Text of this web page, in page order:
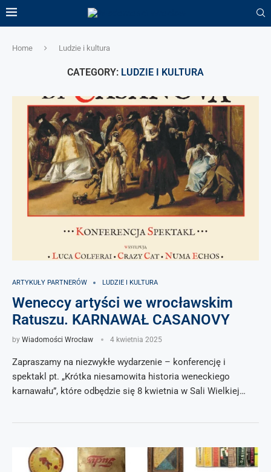
Home Ludzie i kultura
CATEGORY: LUDZIE I KULTURA
ARTYKUŁY PARTNERÓW LUDZIE I KULTURA
Weneccy artyści we wrocławskim
Ratuszu. KARNAWAŁ CASANOVY
by Wiadomości Wrocław 4 kwietnia 2025
Zapraszamy na niezwykłe wydarzenie – konferencję i
spektakl pt. „Krótka niesamowita historia weneckiego
karnawału”, które odbędzie się 8 kwietnia w Sali Wielkiej…